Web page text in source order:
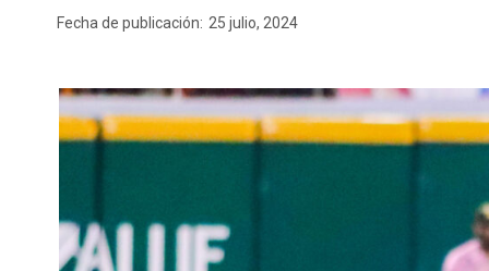
Fecha de publicación: 25 julio, 2024